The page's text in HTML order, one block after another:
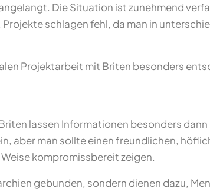
Die Situation ist zunehmend
schlagen fehl, da man in
Projektarbeit mit Briten besonders
lassen Informationen besonders
aber man sollte einen freundlichen,
kompromissbereit zeigen.
gebunden, sondern dienen dazu,